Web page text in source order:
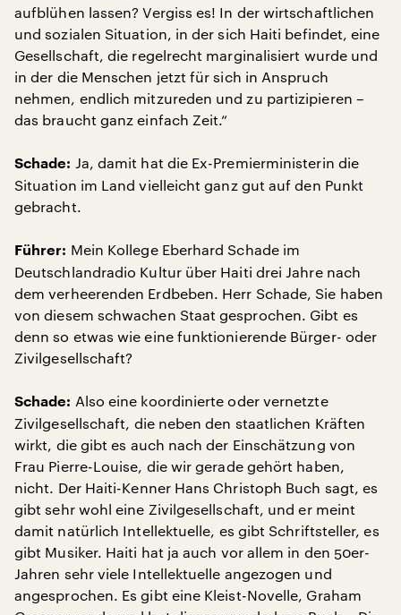
aufblühen lassen? Vergiss es! In der wirtschaftlichen
und sozialen Situation, in der sich Haiti befindet, eine
Gesellschaft, die regelrecht marginalisiert wurde und
in der die Menschen jetzt für sich in Anspruch
nehmen, endlich mitzureden und zu partizipieren –
das braucht ganz einfach Zeit.“
Schade: Ja, damit hat die Ex-Premierministerin die
Situation im Land vielleicht ganz gut auf den Punkt
gebracht.
Führer: Mein Kollege Eberhard Schade im
Deutschlandradio Kultur über Haiti drei Jahre nach
dem verheerenden Erdbeben. Herr Schade, Sie haben
von diesem schwachen Staat gesprochen. Gibt es
denn so etwas wie eine funktionierende Bürger- oder
Zivilgesellschaft?
Schade: Also eine koordinierte oder vernetzte
Zivilgesellschaft, die neben den staatlichen Kräften
wirkt, die gibt es auch nach der Einschätzung von
Frau Pierre-Louise, die wir gerade gehört haben,
nicht. Der Haiti-Kenner Hans Christoph Buch sagt, es
gibt sehr wohl eine Zivilgesellschaft, und er meint
damit natürlich Intellektuelle, es gibt Schriftsteller, es
gibt Musiker. Haiti hat ja auch vor allem in den 50er-
Jahren sehr viele Intellektuelle angezogen und
angesprochen. Es gibt eine Kleist-Novelle, Graham